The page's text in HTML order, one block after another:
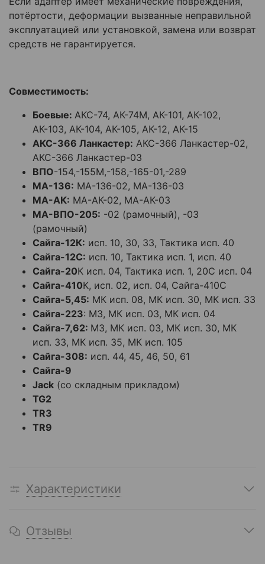
потёртости, деформации вызванные неправильной
эксплуатацией или установкой, замена или возврат
средств не гарантируется.
Совместимость:
Боевые: АКС-74, АК-74М, АК-101, АК-102,
АК-103, АК-104, АК-105, АК-12, АК-15
АКС-366 Ланкастер: АКС-366 Ланкастер-02,
АКС-366 Ланкастер-03
ВПО-154,-155М,-158,-165-01,-289
МА-136: МА-136-02, МА-136-03
МА-АК: МА-АК-02, МА-АК-03
МА-ВПО-205: -02 (рамочный), -03
(рамочный)
Сайга-12К: исп. 10, 30, 33, Тактика исп. 40
Сайга-12С: исп. 10, Тактика исп. 1, исп. 40
Сайга-20К исп. 04, Тактика исп. 1, 20С исп. 04
Сайга-410К, исп. 02, исп. 04, Сайга-410С
Сайга-5,45: МК исп. 08, МК исп. 30, МК исп. 33
Сайга-223: М3, МК исп. 03, МК исп. 04
Сайга-7,62: М3, МК исп. 03, МК исп. 30, МК
исп. 33, МК исп. 35, МК исп. 105
Сайга-308: исп. 44, 45, 46, 50, 61
Сайга-9
Jack (со складным прикладом)
TG2
TR3
TR9
Характеристики
Отзывы